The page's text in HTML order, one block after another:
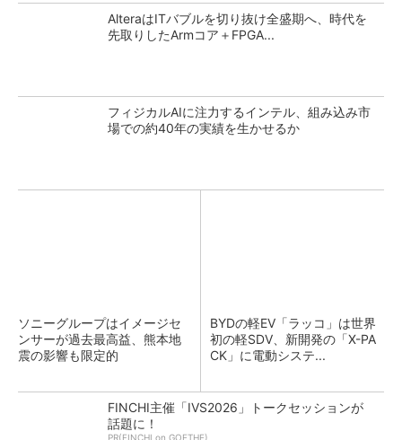
AlteraはITバブルを切り抜け全盛期へ、時代を
先取りしたArmコア＋FPGA...
フィジカルAIに注力するインテル、組み込み市
場での約40年の実績を生かせるか
ソニーグループはイメージセ
ンサーが過去最高益、熊本地
震の影響も限定的
BYDの軽EV「ラッコ」は世界
初の軽SDV、新開発の「X-PA
CK」に電動システ...
FINCHI主催「IVS2026」トークセッションが
話題に！
PR(FINCHI on GOETHE)